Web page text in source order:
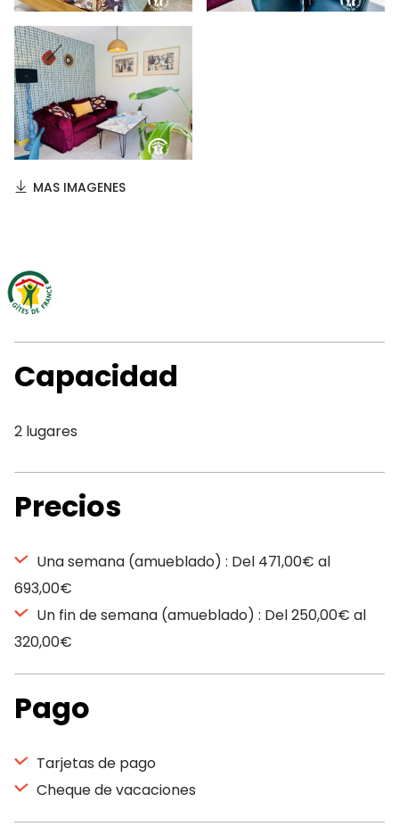
MAS IMAGENES
Capacidad
2 lugares
Precios
Una semana (amueblado) : Del 471,00€ al
693,00€
Un fin de semana (amueblado) : Del 250,00€ al
320,00€
Pago
Tarjetas de pago
Cheque de vacaciones